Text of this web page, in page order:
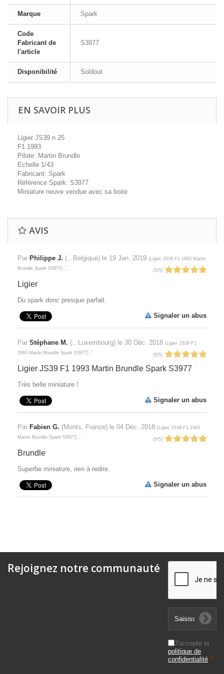
Marque Spark
Code
Fabricant de
l'article
S3977
Disponibilité Soldout
EN SAVOIR PLUS
Ligier JS39 n 25
F1 1993
Pilote: Martin Brundle
Echelle 1/43
Fabricant: Spark
Référence Spark: S3977
Miniature neuve vendue avec sa boite
AVIS
Par Philippe J. (., Belgique) le 19 Jan. 2019 (Ligier JS39 F1 1993 Martin
Brundle Spark S3977) : (5/5)
Ligier
Du spark donc presque parfait.
Signaler un abus
Par Stéphane M. (., Luxembourg) le 30 Déc. 2018 (Ligier JS39 F1
1993 Martin Brundle Spark S3977) : (5/5)
Ligier JS39 F1 1993 Martin Brundle Spark S3977
Très belle miniature !
Signaler un abus
Par Fabien G. (Monts, France) le 04 Déc. 2018 (Ligier JS39 F1 1993
Martin Brundle Spark S3977) : (5/5)
Brundle
Superbe miniature, rien à redire.
Signaler un abus
Rejoignez notre communauté
J'accepte la
politique de
confidentialité *